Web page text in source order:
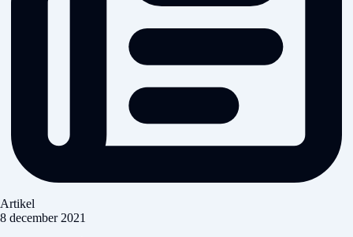
Artikel
8 december 2021